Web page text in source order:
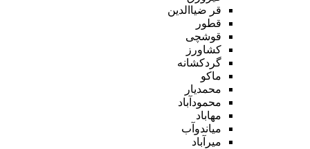
قر ضیاالدین
قطور
قوشچی
کشاورز
گردکشانه
ماکو
محمدیار
محمودآباد
مهاباد
میاندوآب
میرآباد